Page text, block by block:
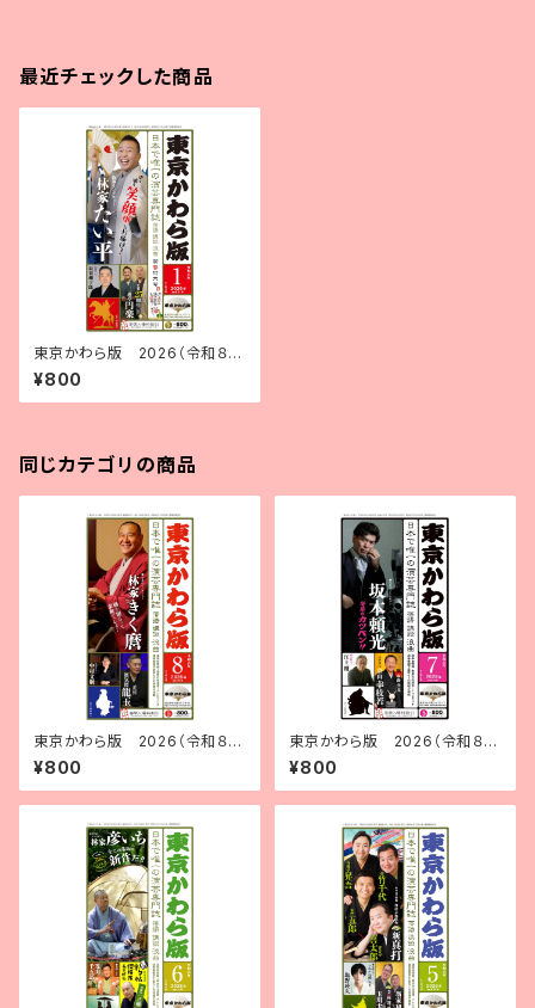
最近チェックした商品
東京かわら版 2026（令和８）
年１月号
¥800
同じカテゴリの商品
東京かわら版 2026（令和８）
年８月号
¥800
東京かわら版 2026（令和８）
年７月号
¥800